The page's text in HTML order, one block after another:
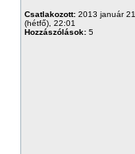
Csatlakozott: 2013 január 21
(hétfő), 22:01
Hozzászólások: 5